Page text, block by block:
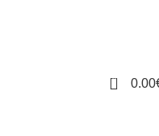
0 0.00